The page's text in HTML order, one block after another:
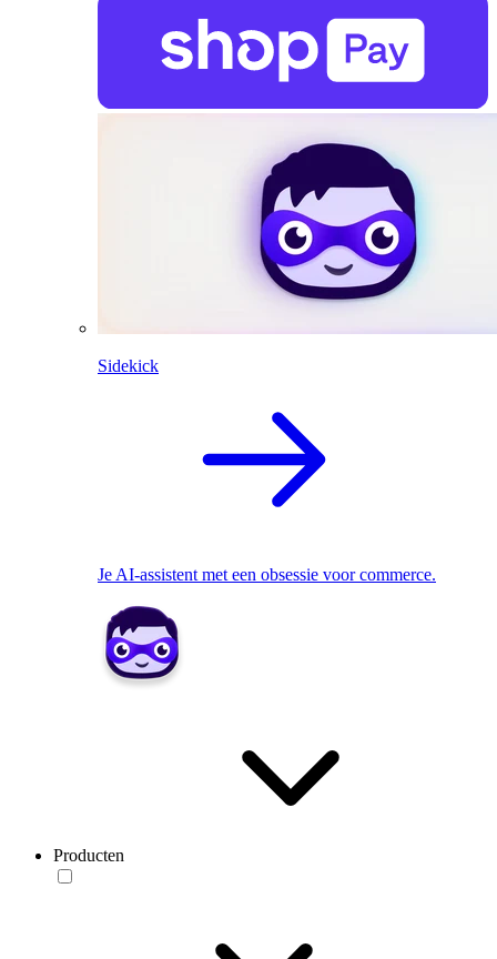
Sidekick
Je AI-assistent met een obsessie voor commerce.
Producten